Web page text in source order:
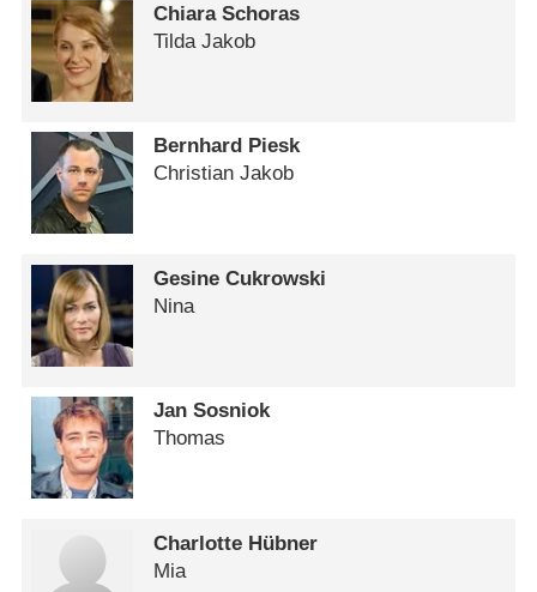
Chiara Schoras
Tilda Jakob
Bernhard Piesk
Christian Jakob
Gesine Cukrowski
Nina
Jan Sosniok
Thomas
Charlotte Hübner
Mia